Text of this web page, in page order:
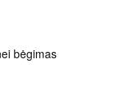
bėgimas